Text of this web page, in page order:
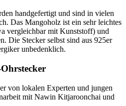
handgefertigt und sind in vielen
Das Mangoholz ist ein sehr leichtes
vergleichbar mit Kunststoff) und
Die Stecker selbst sind aus 925er
unbedenklich.
von lokalen Experten und jungen
mit Nawin Kitjaroonchai und